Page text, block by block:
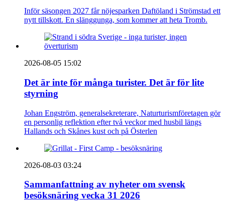
Inför säsongen 2027 får nöjesparken Daftöland i Strömstad ett
nytt tillskott. En slänggunga, som kommer att heta Tromb.
2026-08-05 15:02
Det är inte för många turister. Det är för lite
styrning
Johan Engström, generalsekreterare, Naturturismföretagen gör
en personlig reflektion efter två veckor med husbil längs
Hallands och Skånes kust och på Österlen
2026-08-03 03:24
Sammanfattning av nyheter om svensk
besöksnäring vecka 31 2026